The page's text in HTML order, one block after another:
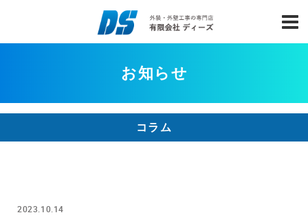
お知らせ
コラム
2023.10.14